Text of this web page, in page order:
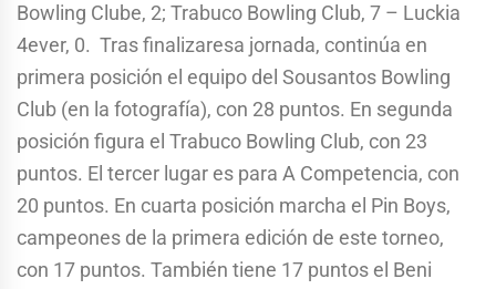
Bowling Clube, 2; Trabuco Bowling Club, 7 – Luckia
4ever, 0. Tras finalizaresa jornada, continúa en
primera posición el equipo del Sousantos Bowling
Club (en la fotografía), con 28 puntos. En segunda
posición figura el Trabuco Bowling Club, con 23
puntos. El tercer lugar es para A Competencia, con
20 puntos. En cuarta posición marcha el Pin Boys,
campeones de la primera edición de este torneo,
con 17 puntos. También tiene 17 puntos el Beni